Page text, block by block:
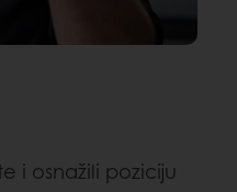
i osnažili poziciju